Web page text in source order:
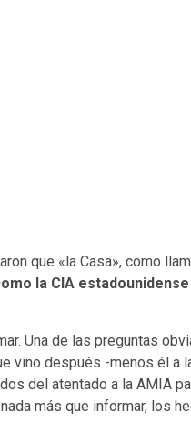
que «la Casa», como
la CIA
Una de las preguntas
vino después -menos él a
del atentado a la AMIA
más que informar, los